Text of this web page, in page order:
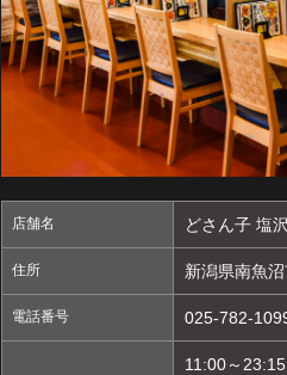
店舗名 どさん子 塩
住所 新潟県南魚
電話番号 025-782-
11:00～